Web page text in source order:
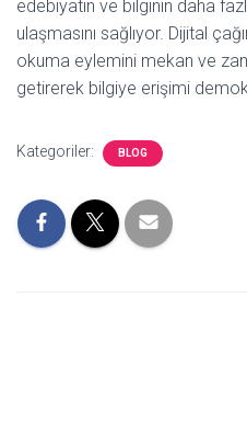
edebiyatın ve bilginin daha
ulaşmasını sağlıyor. Dijital
okuma eylemini mekan ve
getirerek bilgiye erişimi
Kategoriler: BLOG